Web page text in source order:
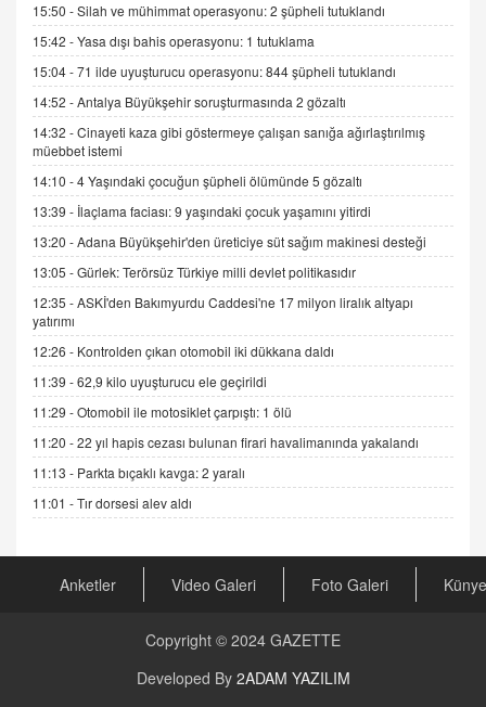
SEHER EREK
Kış Ayları Geldi, Hangi Önlemler Alınmalı?
9.12.2025 10:11
İNCİ GÜL AKÖL
Trump Keşke Adana'yı da Ziyaret Etse...
06.07.2026 13:00
ADEM AKÖL
Esed Destekçilerinin Yüzüne Vurulan Şamar:
Sednaya
11.12.2024 12:30
DR. EKREM ASLAN
Gerçek Ne, Algı Ne? "Beraber Yürüyoruz"
Cümlesinin Peşinden
19.07.2025 12:45
GÖNÜL MENEKŞE
Şifacının Yolu
04.11.2025 12:56
AV. RÜMEYSA ÖZKALE
Kira Uyuşmazlıklarında Dava Açmadan Önce
23.09.2023 16:30
CAN UĞURATEŞ
15:50 -Silah ve mühimmat operasyonu: 2 şüpheli tutuklandı
15:42 -Yasa dışı bahis operasyonu: 1 tutuklama
15:04 -71 ilde uyuşturucu operasyonu: 844 şüpheli tutuklandı
14:52 -Antalya Büyükşehir soruşturmasında 2 gözaltı
14:32 -Cinayeti kaza gibi göstermeye çalışan sanığa ağırlaştırılmış
müebbet istemi
14:10 -4 Yaşındaki çocuğun şüpheli ölümünde 5 gözaltı
13:39 - İlaçlama faciası: 9 yaşındaki çocuk yaşamını yitirdi
13:20 -Adana Büyükşehir'den üreticiye süt sağım makinesi desteği
13:05 -Gürlek: Terörsüz Türkiye milli devlet politikasıdır
12:35 -ASKİ'den Bakımyurdu Caddesi'ne 17 milyon liralık altyapı
yatırımı
12:26 - Kontrolden çıkan otomobil iki dükkana daldı
11:39 -62,9 kilo uyuşturucu ele geçirildi
11:29 -Otomobil ile motosiklet çarpıştı: 1 ölü
11:20 -22 yıl hapis cezası bulunan firari havalimanında yakalandı
11:13 - Parkta bıçaklı kavga: 2 yaralı
11:01 -Tır dorsesi alev aldı
Anketler Video Galeri Foto Galeri Künye
Copyright © 2024 GAZETTE
Developed By 2ADAM YAZILIM